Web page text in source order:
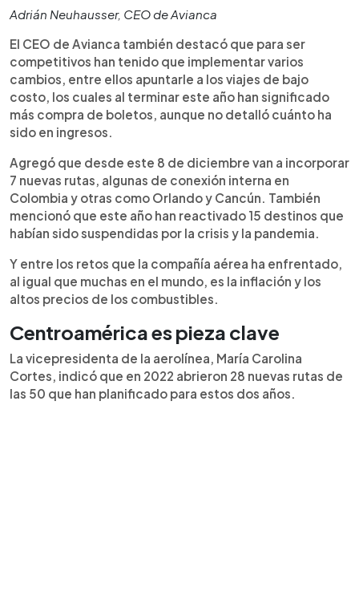
Adrián Neuhausser, CEO de Avianca
El CEO de Avianca también destacó que para ser
competitivos han tenido que implementar varios
cambios, entre ellos apuntarle a los viajes de bajo
costo, los cuales al terminar este año han significado
más compra de boletos, aunque no detalló cuánto ha
sido en ingresos.
Agregó que desde este 8 de diciembre van a incorporar
7 nuevas rutas, algunas de conexión interna en
Colombia y otras como Orlando y Cancún. También
mencionó que este año han reactivado 15 destinos que
habían sido suspendidas por la crisis y la pandemia.
Y entre los retos que la compañía aérea ha enfrentado,
al igual que muchas en el mundo, es la inflación y los
altos precios de los combustibles.
Centroamérica es pieza clave
La vicepresidenta de la aerolínea, María Carolina
Cortes, indicó que en 2022 abrieron 28 nuevas rutas de
las 50 que han planificado para estos dos años.